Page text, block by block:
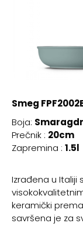
Smeg
Boja:
Prečnik : 20cm
Zapremina : 1.5l
Izrađena u Italiji
keramički
savršena je za